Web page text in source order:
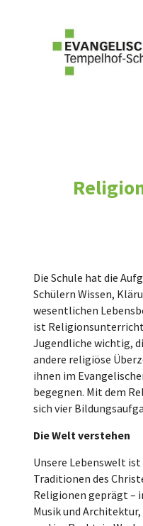
Die Schule hat die
Schülern Wissen,
wesentlichen
ist
Jugendliche wichtig,
andere religiöse
ihnen im
begegnen. Mit dem
sich vier
Die Welt verstehen
Unsere Lebenswelt
Traditionen des
Religionen geprägt –
Musik und